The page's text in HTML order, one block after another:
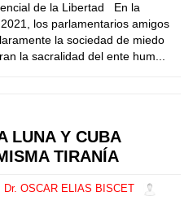
de la Libertad En la
los parlamentarios amigos
la sociedad de miedo
la sacralidad del ente hum...
LUNA Y CUBA
TIRANÍA
Dr. OSCAR ELIAS BISCET